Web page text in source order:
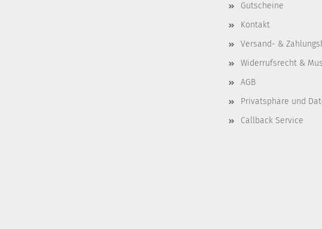
Gutscheine
Kontakt
Versand- &
Widerrufsrecht &
AGB
Privatsphäre und
Callback Service